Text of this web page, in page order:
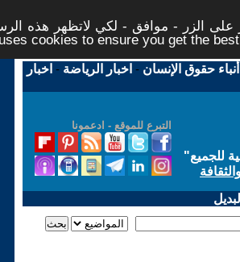
على الزر - موافق - لكي لاتظهر هذه
cookies to ensure you get the
حقوق الإنسان - اخبار الرياضة - اخبار
التبرع للموقع - ادعمونا
للجميع"